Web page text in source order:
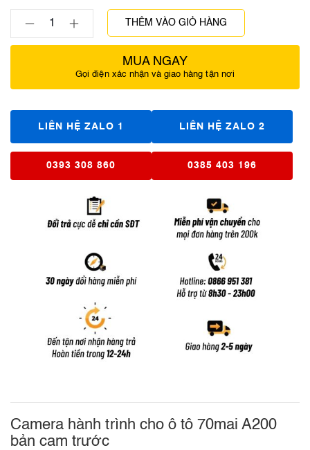
THÊM VÀO GIỎ HÀNG
MUA NGAY
Gọi điện xác nhận và giao hàng tận nơi
LIÊN HỆ ZALO 1 LIÊN HỆ ZALO 2
0393 308 860 0385 403 196
Camera hành trình cho ô tô 70mai A200
bản cam trước